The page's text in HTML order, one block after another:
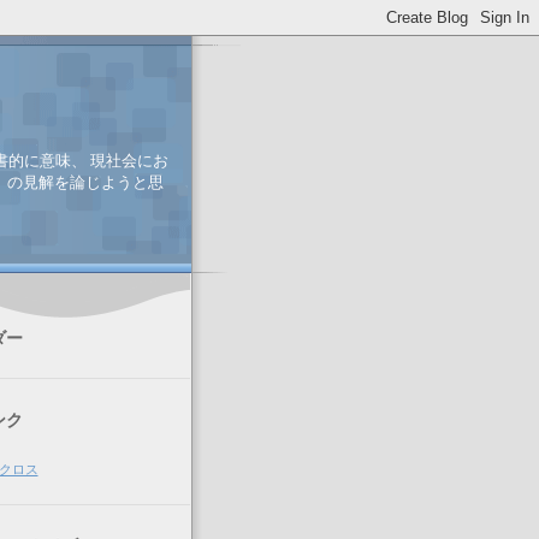
的に意味、 現社会にお
の見解を論じようと思
ー
ク
ロス